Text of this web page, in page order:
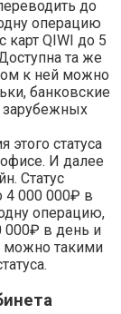
до
операцию
карт QIWI до 5
та же
к ней можно
банковские
зарубежных
этого статуса
И далее
Статус
4 000 000₽ в
операцию,
000₽ в день и
можно такими